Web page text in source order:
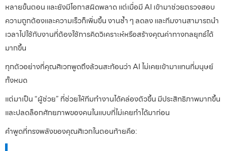
หลายขั้นตอน และยังมีโอกาสผิดพลาด แต่เมื่อมี AI เข้ามาช่วยตรวจสอบ
ความถูกต้องและความเร็วก็เพิ่มขึ้น งานซ้ำ ๆ ลดลง และทีมงานสามารถนำ
เวลาไปใช้กับงานที่ต้องใช้การคิดวิเคราะห์หรือสร้างคุณค่าทางกลยุทธ์ได้
มากขึ้น
ทุกตัวอย่างที่คุณศิเวกพูดถึงล้วนสะท้อนว่า AI ไม่เคยเข้ามาแทนที่มนุษย์
ทั้งหมด
แต่มาเป็น “ผู้ช่วย” ที่ช่วยให้ทีมทำงานได้คล่องตัวขึ้น มีประสิทธิภาพมากขึ้น
และปลดล็อกศักยภาพของคนในแบบที่ไม่เคยทำได้มาก่อน
คำพูดที่ทรงพลังของคุณศิเวกในตอนท้ายคือ: